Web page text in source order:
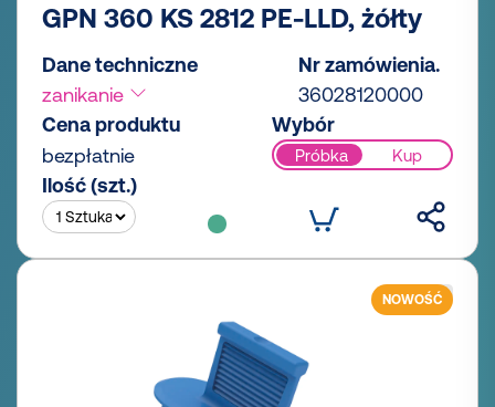
GPN 360 KS 2812 PE-LLD, żółty
Dane techniczne
zanikanie
Nr zamówienia.
36028120000
Cena produktu
bezpłatnie
Wybór
Próbka Kup
Ilość (szt.)
NOWOŚĆ